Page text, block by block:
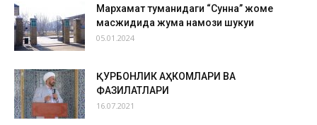
Мархамат туманидаги “Сунна” жоме
масжидида жума намози шукуҳи
05.01.2024
ҚУРБОНЛИК АҲКОМЛАРИ ВА
ФАЗИЛАТЛАРИ
16.07.2021